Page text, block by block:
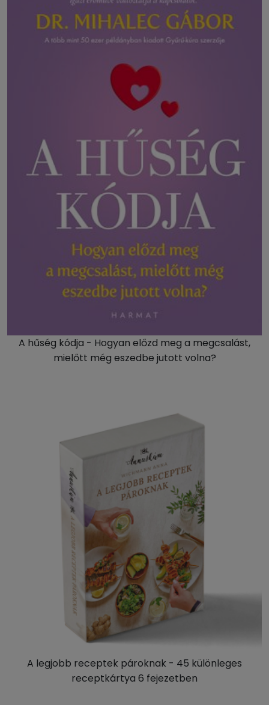
A hűség kódja - Hogyan előzd meg a megcsalást,
mielőtt még eszedbe jutott volna?
A legjobb receptek pároknak - 45 különleges
receptkártya 6 fejezetben